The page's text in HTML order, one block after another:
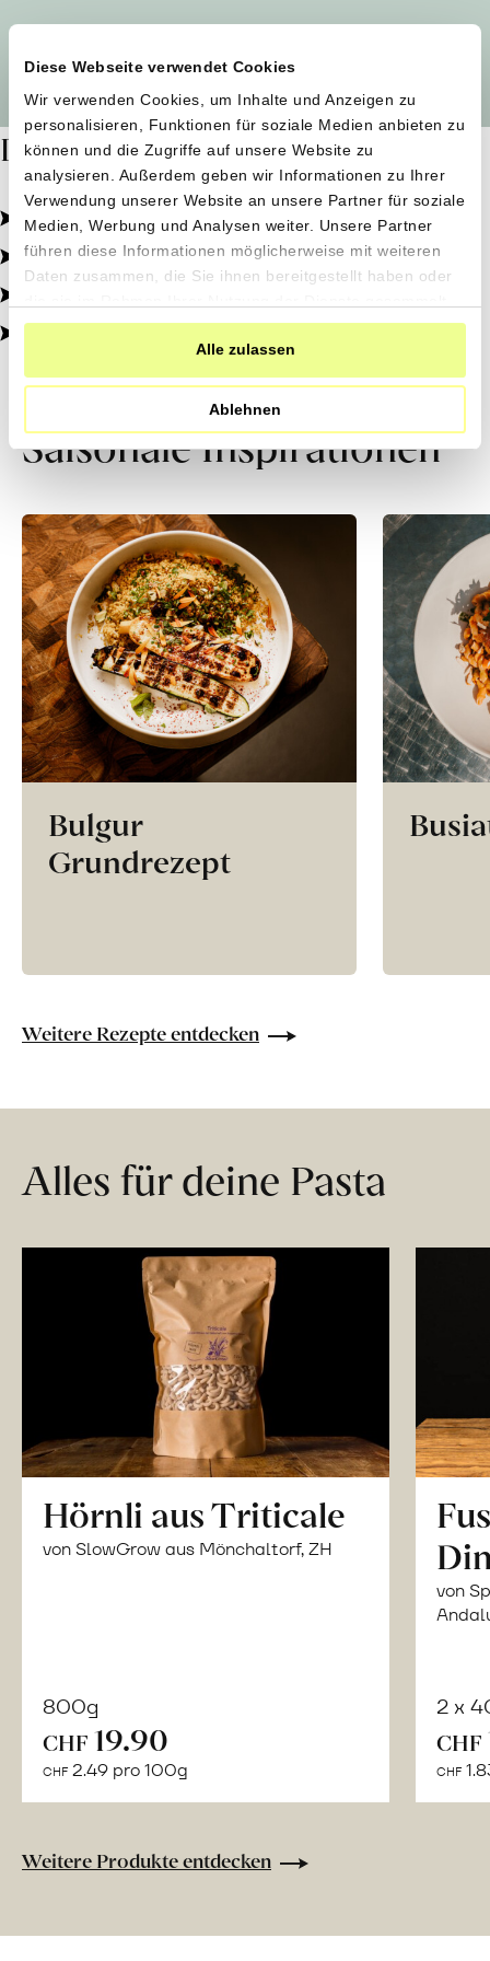
Diese Webseite verwendet Cookies
Wir verwenden Cookies, um Inhalte und Anzeigen zu
personalisieren, Funktionen für soziale Medien anbieten zu
können und die Zugriffe auf unsere Website zu
analysieren. Außerdem geben wir Informationen zu Ihrer
Verwendung unserer Website an unsere Partner für soziale
Medien, Werbung und Analysen weiter. Unsere Partner
führen diese Informationen möglicherweise mit weiteren
Daten zusammen, die Sie ihnen bereitgestellt haben oder
haben.
Alle zulassen
Ablehnen
Dafür stehen wir
Pestizidfrei angebaut, schonend verarbeitet.
Natürliche Zutaten, echter Geschmack.
Von kleinen Höfen, direkt zu dir.
100% transparent, 0% Zusatzstoffe.
Saisonale Inspirationen
Bulgur
Grundrezept
Weitere Rezepte entdecken
Alles für deine Pasta
Hörnli aus Triticale
von SlowGrow aus Mönchaltorf, ZH
800g
CHF 19.90
CHF 2.49 pro 100g
von
2 x
CHF
CHF
Weitere Produkte entdecken